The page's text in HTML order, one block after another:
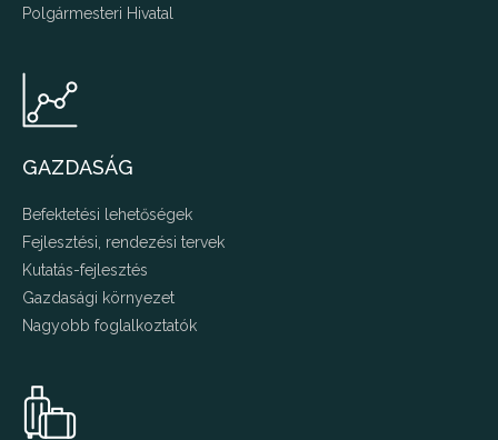
Polgármesteri Hivatal
GAZDASÁG
Befektetési lehetőségek
Fejlesztési, rendezési tervek
Kutatás-fejlesztés
Gazdasági környezet
Nagyobb foglalkoztatók